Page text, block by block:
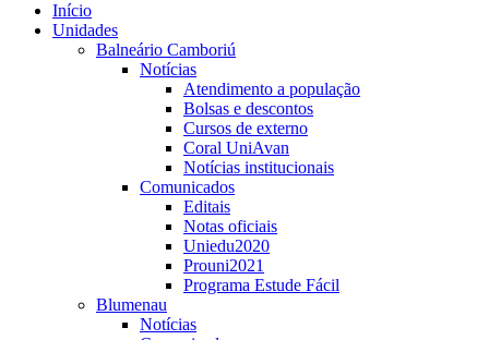
Início
Unidades
Balneário Camboriú
Notícias
Atendimento a população
Bolsas e descontos
Cursos de externo
Coral UniAvan
Notícias institucionais
Comunicados
Editais
Notas oficiais
Uniedu2020
Prouni2021
Programa Estude Fácil
Blumenau
Notícias